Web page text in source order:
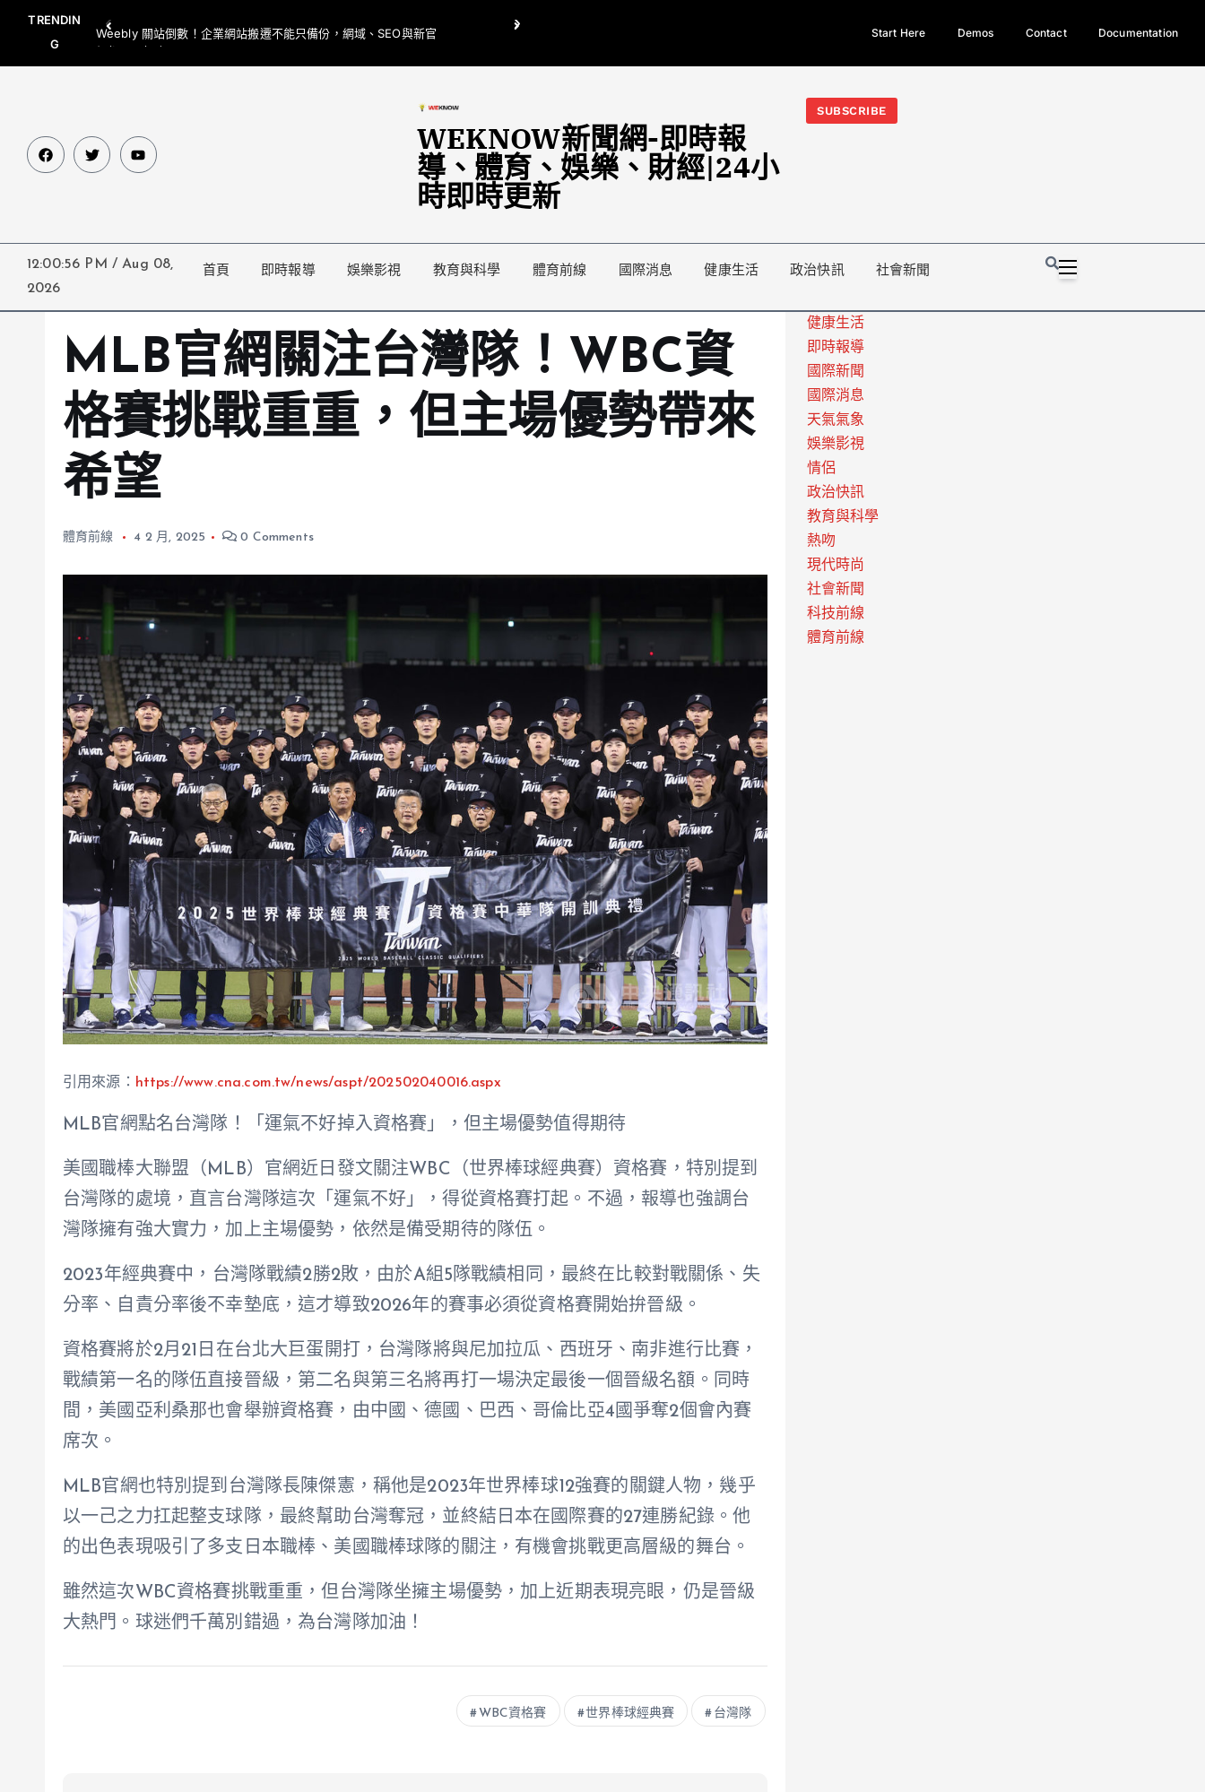
TRENDIN
G
Weebly 關站倒數！企業網站搬遷不能只備份，網域、SEO與新官
網都要一起處理
翁曉玲喊刪陸委會1295萬媒宣費惹議 梁文傑回「只能靠嘴巴」
今日熱門新聞TOP3｜西拉雅族正式成第17個原住民族、立院電競
光電場回
Start Here Demos Contact Documentation
WEKNOW新聞網-即時報
導、體育、娛樂、財經|24小
時即時更新
SUBSCRIBE
12:00:57 PM / Aug 08,
2026
首頁 即時報導 娛樂影視 教育與科學 體育前線 國際消息 健康生活 政治快訊 社會新聞
MLB官網關注台灣隊！WBC資
格賽挑戰重重，但主場優勢帶來
希望
體育前線 4 2 月, 2025 0 Comments
引用來源： https://www.cna.com.tw/news/aspt/202502040016.aspx
MLB官網點名台灣隊！「運氣不好掉入資格賽」，但主場優勢值得期待
美國職棒大聯盟（MLB）官網近日發文關注WBC（世界棒球經典賽）資格賽，特別提到
台灣隊的處境，直言台灣隊這次「運氣不好」，得從資格賽打起。不過，報導也強調台
灣隊擁有強大實力，加上主場優勢，依然是備受期待的隊伍。
2023年經典賽中，台灣隊戰績2勝2敗，由於A組5隊戰績相同，最終在比較對戰關係、失
分率、自責分率後不幸墊底，這才導致2026年的賽事必須從資格賽開始拚晉級。
資格賽將於2月21日在台北大巨蛋開打，台灣隊將與尼加拉瓜、西班牙、南非進行比賽，
戰績第一名的隊伍直接晉級，第二名與第三名將再打一場決定最後一個晉級名額。同時
間，美國亞利桑那也會舉辦資格賽，由中國、德國、巴西、哥倫比亞4國爭奪2個會內賽
席次。
MLB官網也特別提到台灣隊長陳傑憲，稱他是2023年世界棒球12強賽的關鍵人物，幾乎
以一己之力扛起整支球隊，最終幫助台灣奪冠，並終結日本在國際賽的27連勝紀錄。他
的出色表現吸引了多支日本職棒、美國職棒球隊的關注，有機會挑戰更高層級的舞台。
雖然這次WBC資格賽挑戰重重，但台灣隊坐擁主場優勢，加上近期表現亮眼，仍是晉級
大熱門。球迷們千萬別錯過，為台灣隊加油！
WBC資格賽 世界棒球經典賽 台灣隊
健康生活
即時報導
國際新聞
國際消息
天氣氣象
娛樂影視
情侶
政治快訊
教育與科學
熱吻
現代時尚
社會新聞
科技前線
體育前線